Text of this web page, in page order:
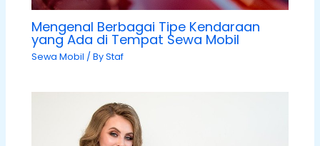
Mengenal Berbagai Tipe Kendaraan
yang Ada di Tempat Sewa Mobil
Sewa Mobil / ByStaf